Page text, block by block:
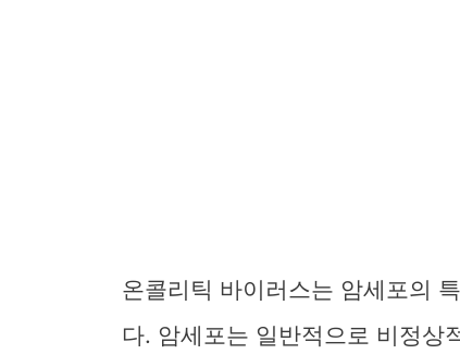
온콜리틱 바이러스는 암세포의
다. 암세포는 일반적으로 비정상